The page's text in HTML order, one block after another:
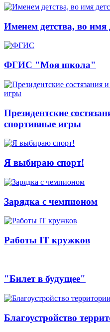
Именем детства, во имя
ФГИС "Моя школа"
Президентские
спортивные игры
Я выбираю спорт!
Зарядка с чемпионом
Работы IT кружков
"Билет в будущее"
Благоустройство